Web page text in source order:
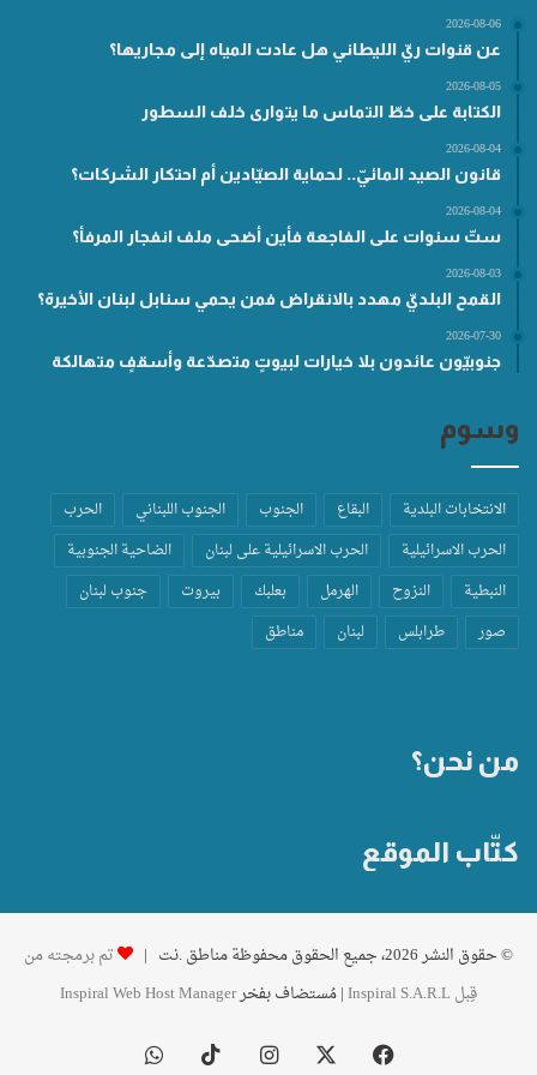
2026-08-06
عن قنوات ريّ الليطاني هل عادت المياه إلى مجاريها؟
2026-08-05
الكتابة على خطّ التماس ما يتوارى خلف السطور
2026-08-04
قانون الصيد المائيّ.. لحماية الصيّادين أم احتكار الشركات؟
2026-08-04
ستّ سنوات على الفاجعة فأين أضحى ملف انفجار المرفأ؟
2026-08-03
القمح البلديّ مهدد بالانقراض فمن يحمي سنابل لبنان الأخيرة؟
2026-07-30
جنوبيّون عائدون بلا خيارات لبيوتٍ متصدّعة وأسقفٍ متهالكة
وسوم
الانتخابات البلدية البقاع الجنوب الجنوب اللبناني
الحرب
الحرب الاسرائيلية
الحرب الاسرائيلية على لبنان
الضاحية الجنوبية
النبطية
النزوح الهرمل بعلبك بيروت
جنوب لبنان
صور
طرابلس لبنان مناطق
من نحن؟
كتّاب الموقع
© حقوق النشر 2026، جميع الحقوق محفوظة مناطق .نت |
تم برمجته من
قِبل Inspiral S.A.R.L
| مُستضاف بفخرInspiral Web Host Manager
فيسبوك انستقرام ‫TikTokواتساب